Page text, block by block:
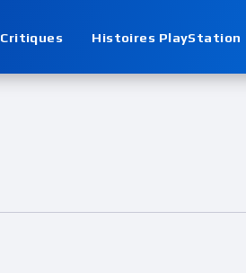
Critiques Histoires PlayStation